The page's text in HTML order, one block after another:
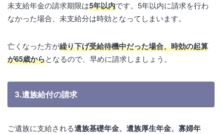
未支給年金の請求期限は5年以内です。5年以内に請求を行わ
なかった場合、未支給分は時効となってしまいます。
亡くなった方が繰り下げ受給待機中だった場合、時効の起算
が65歳からとなるので、早めに請求しましょう。
3.遺族給付の請求
ご遺族に支給される遺族基礎年金、遺族厚生年金、寡婦年